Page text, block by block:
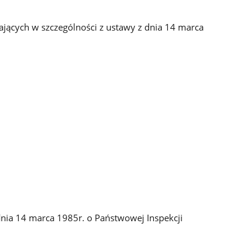
w szczególności z ustawy z dnia 14 marca
14 marca 1985r. o Państwowej Inspekcji